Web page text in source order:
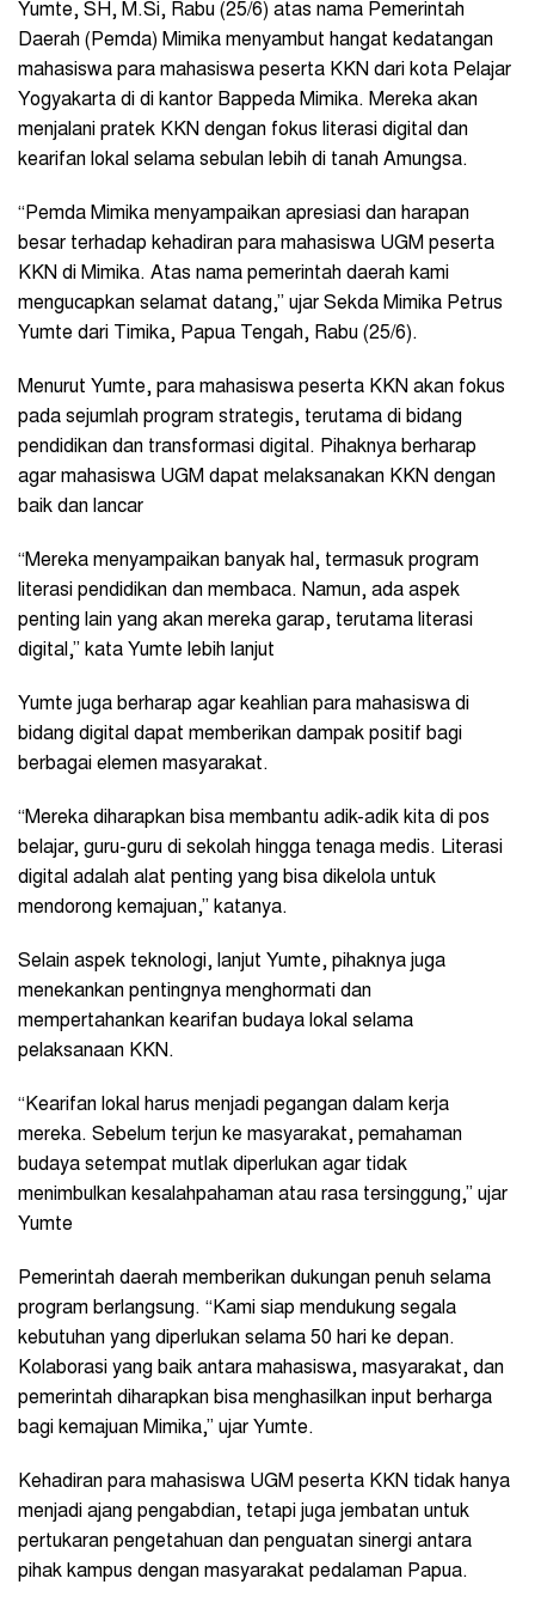
Yumte, SH, M.Si, Rabu (25/6) atas nama Pemerintah
Daerah (Pemda) Mimika menyambut hangat kedatangan
mahasiswa para mahasiswa peserta KKN dari kota Pelajar
Yogyakarta di di kantor Bappeda Mimika. Mereka akan
menjalani pratek KKN dengan fokus literasi digital dan
kearifan lokal selama sebulan lebih di tanah Amungsa.
“Pemda Mimika menyampaikan apresiasi dan harapan
besar terhadap kehadiran para mahasiswa UGM peserta
KKN di Mimika. Atas nama pemerintah daerah kami
mengucapkan selamat datang,” ujar Sekda Mimika Petrus
Yumte dari Timika, Papua Tengah, Rabu (25/6).
Menurut Yumte, para mahasiswa peserta KKN akan fokus
pada sejumlah program strategis, terutama di bidang
pendidikan dan transformasi digital. Pihaknya berharap
agar mahasiswa UGM dapat melaksanakan KKN dengan
baik dan lancar
“Mereka menyampaikan banyak hal, termasuk program
literasi pendidikan dan membaca. Namun, ada aspek
penting lain yang akan mereka garap, terutama literasi
digital,” kata Yumte lebih lanjut
Yumte juga berharap agar keahlian para mahasiswa di
bidang digital dapat memberikan dampak positif bagi
berbagai elemen masyarakat.
“Mereka diharapkan bisa membantu adik-adik kita di pos
belajar, guru-guru di sekolah hingga tenaga medis. Literasi
digital adalah alat penting yang bisa dikelola untuk
mendorong kemajuan,” katanya.
Selain aspek teknologi, lanjut Yumte, pihaknya juga
menekankan pentingnya menghormati dan
mempertahankan kearifan budaya lokal selama
pelaksanaan KKN.
“Kearifan lokal harus menjadi pegangan dalam kerja
mereka. Sebelum terjun ke masyarakat, pemahaman
budaya setempat mutlak diperlukan agar tidak
menimbulkan kesalahpahaman atau rasa tersinggung,” ujar
Yumte
Pemerintah daerah memberikan dukungan penuh selama
program berlangsung. “Kami siap mendukung segala
kebutuhan yang diperlukan selama 50 hari ke depan.
Kolaborasi yang baik antara mahasiswa, masyarakat, dan
pemerintah diharapkan bisa menghasilkan input berharga
bagi kemajuan Mimika,” ujar Yumte.
Kehadiran para mahasiswa UGM peserta KKN tidak hanya
menjadi ajang pengabdian, tetapi juga jembatan untuk
pertukaran pengetahuan dan penguatan sinergi antara
pihak kampus dengan masyarakat pedalaman Papua.